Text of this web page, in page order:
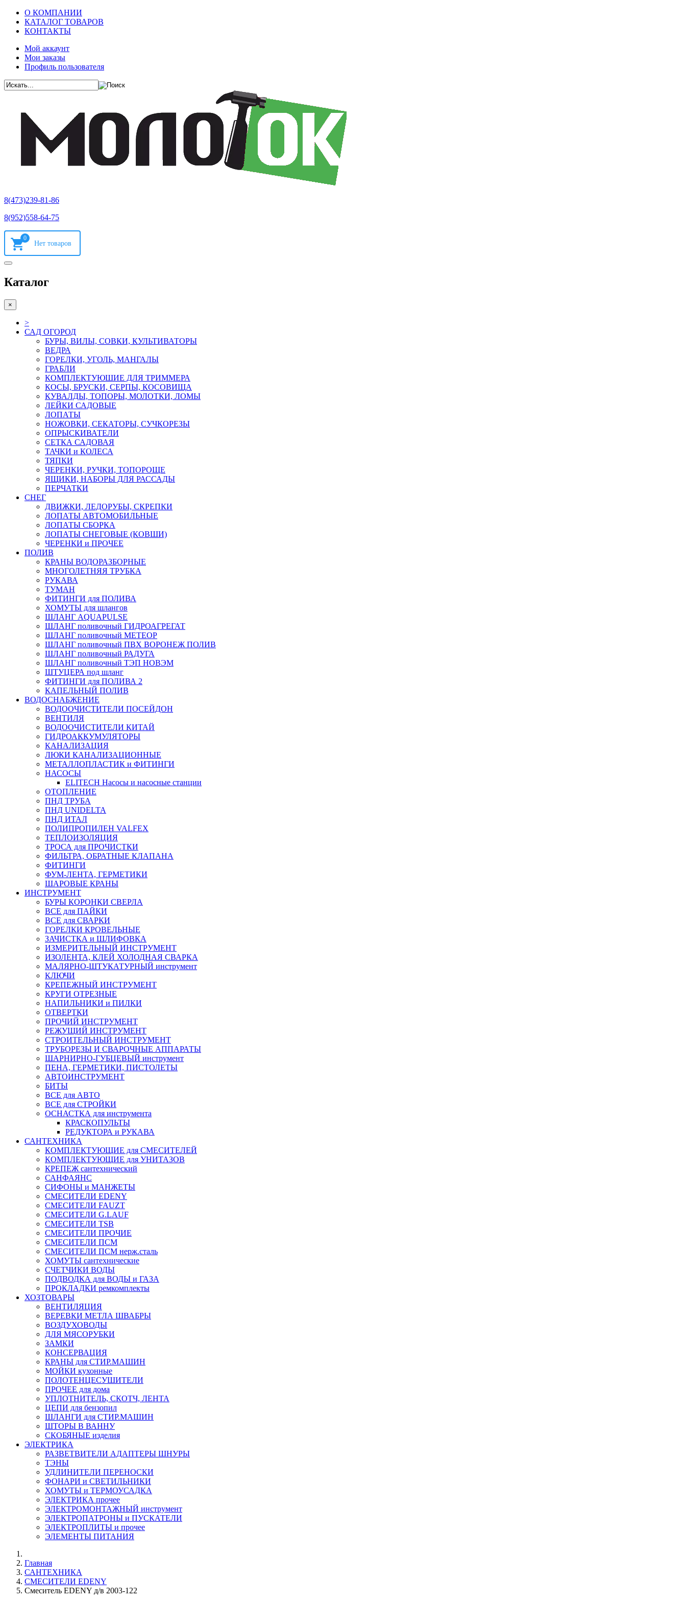
О КОМПАНИИ
КАТАЛОГ ТОВАРОВ
КОНТАКТЫ
Мой аккаунт
Мои заказы
Профиль пользователя
8(473)239-81-86
8(952)558-64-75
0
Каталог
×
>
САД ОГОРОД
БУРЫ, ВИЛЫ, СОВКИ, КУЛЬТИВАТОРЫ
ВЕДРА
ГОРЕЛКИ, УГОЛЬ, МАНГАЛЫ
ГРАБЛИ
КОМПЛЕКТУЮШИЕ ДЛЯ ТРИММЕРА
КОСЫ, БРУСКИ, СЕРПЫ, КОСОВИЩА
КУВАЛДЫ, ТОПОРЫ, МОЛОТКИ, ЛОМЫ
ЛЕЙКИ САДОВЫЕ
ЛОПАТЫ
НОЖОВКИ, СЕКАТОРЫ, СУЧКОРЕЗЫ
ОПРЫСКИВАТЕЛИ
СЕТКА САДОВАЯ
ТАЧКИ и КОЛЕСА
ТЯПКИ
ЧЕРЕНКИ, РУЧКИ, ТОПОРОЩЕ
ЯЩИКИ, НАБОРЫ ДЛЯ РАССАДЫ
ПЕРЧАТКИ
СНЕГ
ДВИЖКИ, ЛЕДОРУБЫ, СКРЕПКИ
ЛОПАТЫ АВТОМОБИЛЬНЫЕ
ЛОПАТЫ СБОРКА
ЛОПАТЫ СНЕГОВЫЕ (КОВШИ)
ЧЕРЕНКИ и ПРОЧЕЕ
ПОЛИВ
КРАНЫ ВОДОРАЗБОРНЫЕ
МНОГОЛЕТНЯЯ ТРУБКА
РУКАВА
ТУМАН
ФИТИНГИ для ПОЛИВА
ХОМУТЫ для шлангов
ШЛАНГ AQUAPULSE
ШЛАНГ поливочный ГИДРОАГРЕГАТ
ШЛАНГ поливочный МЕТЕОР
ШЛАНГ поливочный ПВХ ВОРОНЕЖ ПОЛИВ
ШЛАНГ поливочный РАДУГА
ШЛАНГ поливочный ТЭП НОВЭМ
ШТУЦЕРА под шланг
ФИТИНГИ для ПОЛИВА 2
КАПЕЛЬНЫЙ ПОЛИВ
ВОДОСНАБЖЕНИЕ
ВОДООЧИСТИТЕЛИ ПОСЕЙДОН
ВЕНТИЛЯ
ВОДООЧИСТИТЕЛИ КИТАЙ
ГИДРОАККУМУЛЯТОРЫ
КАНАЛИЗАЦИЯ
ЛЮКИ КАНАЛИЗАЦИОННЫЕ
МЕТАЛЛОПЛАСТИК и ФИТИНГИ
НАСОСЫ
ELITECH Насосы и насосные станции
ОТОПЛЕНИЕ
ПНД ТРУБА
ПНД UNIDELTA
ПНД ИТАЛ
ПОЛИПРОПИЛЕН VALFEX
ТЕПЛОИЗОЛЯЦИЯ
ТРОСА для ПРОЧИСТКИ
ФИЛЬТРА, ОБРАТНЫЕ КЛАПАНА
ФИТИНГИ
ФУМ-ЛЕНТА, ГЕРМЕТИКИ
ШАРОВЫЕ КРАНЫ
ИНСТРУМЕНТ
БУРЫ КОРОНКИ СВЕРЛА
ВСЕ для ПАЙКИ
ВСЕ для СВАРКИ
ГОРЕЛКИ КРОВЕЛЬНЫЕ
ЗАЧИСТКА и ШЛИФОВКА
ИЗМЕРИТЕЛЬНЫЙ ИНСТРУМЕНТ
ИЗОЛЕНТА, КЛЕЙ ХОЛОДНАЯ СВАРКА
МАЛЯРНО-ШТУКАТУРНЫЙ инструмент
КЛЮЧИ
КРЕПЕЖНЫЙ ИНСТРУМЕНТ
КРУГИ ОТРЕЗНЫЕ
НАПИЛЬНИКИ и ПИЛКИ
ОТВЕРТКИ
ПРОЧИЙ ИНСТРУМЕНТ
РЕЖУЩИЙ ИНСТРУМЕНТ
СТРОИТЕЛЬНЫЙ ИНСТРУМЕНТ
ТРУБОРЕЗЫ И СВАРОЧНЫЕ АППАРАТЫ
ШАРНИРНО-ГУБЦЕВЫЙ инструмент
ПЕНА, ГЕРМЕТИКИ, ПИСТОЛЕТЫ
АВТОИНСТРУМЕНТ
БИТЫ
ВСЕ для АВТО
ВСЕ для СТРОЙКИ
ОСНАСТКА для инструмента
КРАСКОПУЛЬТЫ
РЕДУКТОРА и РУКАВА
САНТЕХНИКА
КОМПЛЕКТУЮЩИЕ для СМЕСИТЕЛЕЙ
КОМПЛЕКТУЮЩИЕ для УНИТАЗОВ
КРЕПЕЖ сантехнический
САНФАЯНС
СИФОНЫ и МАНЖЕТЫ
СМЕСИТЕЛИ EDENY
СМЕСИТЕЛИ FAUZT
СМЕСИТЕЛИ G.LAUF
СМЕСИТЕЛИ TSB
СМЕСИТЕЛИ ПРОЧИЕ
СМЕСИТЕЛИ ПСМ
СМЕСИТЕЛИ ПСМ нерж.сталь
ХОМУТЫ сантехнические
СЧЕТЧИКИ ВОДЫ
ПОДВОДКА для ВОДЫ и ГАЗА
ПРОКЛАДКИ ремкомплекты
ХОЗТОВАРЫ
ВЕНТИЛЯЦИЯ
ВЕРЕВКИ МЕТЛА ШВАБРЫ
ВОЗДУХОВОДЫ
ДЛЯ МЯСОРУБКИ
ЗАМКИ
КОНСЕРВАЦИЯ
КРАНЫ для СТИР.МАШИН
МОЙКИ кухонные
ПОЛОТЕНЦЕСУШИТЕЛИ
ПРОЧЕЕ для дома
УПЛОТНИТЕЛЬ, СКОТЧ, ЛЕНТА
ЦЕПИ для бензопил
ШЛАНГИ для СТИР.МАШИН
ШТОРЫ В ВАННУ
СКОБЯНЫЕ изделия
ЭЛЕКТРИКА
РАЗВЕТВИТЕЛИ АДАПТЕРЫ ШНУРЫ
ТЭНЫ
УДЛИНИТЕЛИ ПЕРЕНОСКИ
ФОНАРИ и СВЕТИЛЬНИКИ
ХОМУТЫ и ТЕРМОУСАДКА
ЭЛЕКТРИКА прочее
ЭЛЕКТРОМОНТАЖНЫЙ инструмент
ЭЛЕКТРОПАТРОНЫ и ПУСКАТЕЛИ
ЭЛЕКТРОПЛИТЫ и прочее
ЭЛЕМЕНТЫ ПИТАНИЯ
Главная
САНТЕХНИКА
СМЕСИТЕЛИ EDENY
Смеситель EDENY д/в 2003-122